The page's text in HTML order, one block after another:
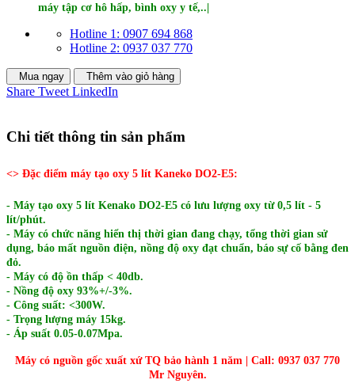
máy tập cơ hô hấp, bình oxy y tế,..|
Hotline 1: 0907 694 868
Hotline 2: 0937 037 770
Mua ngay Thêm vào giỏ hàng
Share Tweet LinkedIn
Chi tiết thông tin sản phẩm
<> Đặc điểm máy tạo oxy 5 lít Kaneko DO2-E5:
- Máy tạo oxy 5 lít Kenako DO2-E5 có lưu lượng oxy từ 0,5 lít - 5
lít/phút.
- Máy có chức năng hiển thị thời gian đang chạy, tổng thời gian sử
dụng, báo mất nguồn điện, nồng độ oxy đạt chuẩn, báo sự cố bằng đen
đỏ.
- Máy có độ ồn thấp < 40db.
- Nồng độ oxy 93%+/-3%.
- Công suất: <300W.
- Trọng lượng máy 15kg.
- Áp suất 0.05-0.07Mpa.
Máy có nguồn gốc xuất xứ TQ bảo hành 1 năm | Call: 0937 037 770
Mr Nguyên.